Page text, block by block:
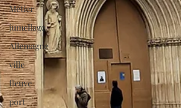
Métier
jumellage
Allemagne
ville
fleuve
port